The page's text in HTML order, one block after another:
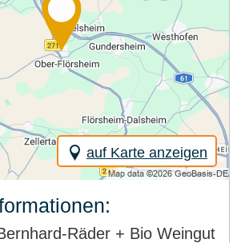
auf Karte anzeigen
Räder + Bio Weingut